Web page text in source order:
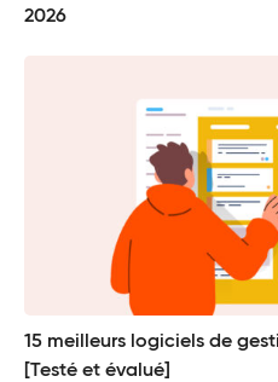
2026
15 meilleurs logiciels de
[Testé et évalué]